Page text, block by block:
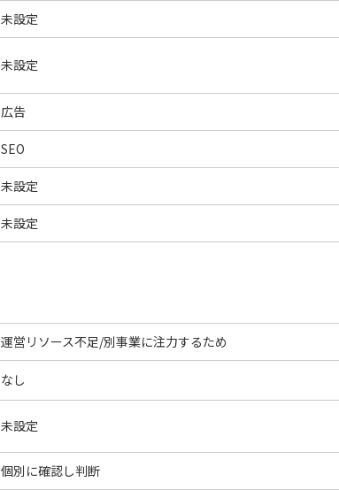
未設定
未設定
広告
SEO
未設定
未設定
運営リソース不足/別事業に注力するため
なし
未設定
個別に確認し判断